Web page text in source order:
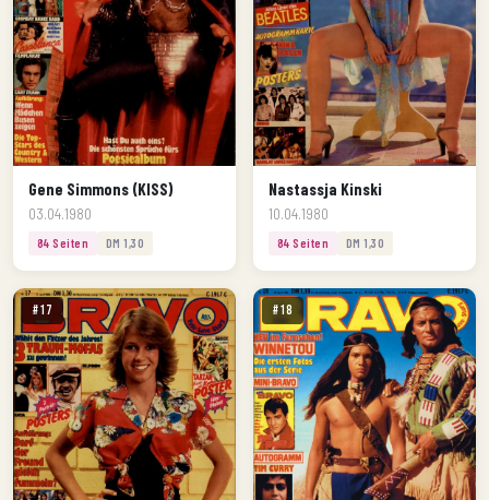
Gene Simmons (KISS)
03.04.1980
84 Seiten DM 1,30
Nastassja Kinski
10.04.1980
84 Seiten DM 1,30
#17 #18